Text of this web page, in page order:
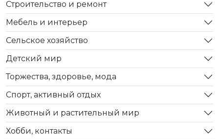
Строительство и ремонт
Мебель и интерьер
Сельское хозяйство
Детский мир
Торжества, здоровье, мода
Спорт, активный отдых
Животный и растительный мир
Хобби, контакты